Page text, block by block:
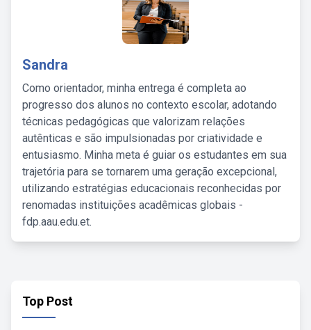
Sandra
Como orientador, minha entrega é completa ao
progresso dos alunos no contexto escolar, adotando
técnicas pedagógicas que valorizam relações
autênticas e são impulsionadas por criatividade e
entusiasmo. Minha meta é guiar os estudantes em sua
trajetória para se tornarem uma geração excepcional,
utilizando estratégias educacionais reconhecidas por
renomadas instituições acadêmicas globais -
fdp.aau.edu.et.
Top Post